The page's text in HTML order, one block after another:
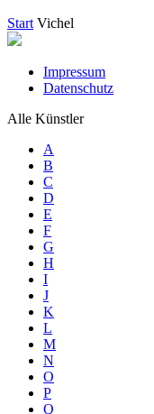
Start Vichel
Impressum
Datenschutz
Alle Künstler
A
B
C
D
E
F
G
H
I
J
K
L
M
N
O
P
Q